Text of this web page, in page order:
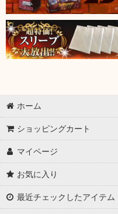
ホーム
ショッピングカート
マイページ
お気に入り
最近チェックしたアイテム